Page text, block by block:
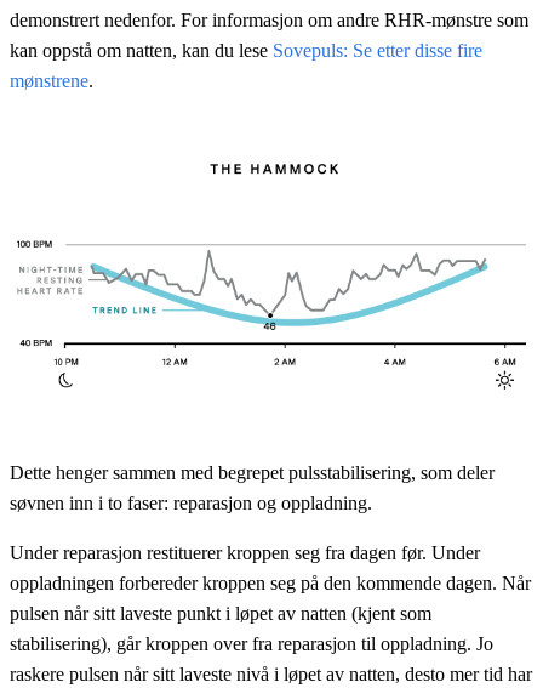
demonstrert nedenfor. For informasjon om andre RHR-mønstre som
kan oppstå om natten, kan du lese Sovepuls: Se etter disse fire
mønstrene.
Dette henger sammen med begrepet pulsstabilisering, som deler
søvnen inn i to faser: reparasjon og oppladning.
Under reparasjon restituerer kroppen seg fra dagen før. Under
oppladningen forbereder kroppen seg på den kommende dagen. Når
pulsen når sitt laveste punkt i løpet av natten (kjent som
stabilisering), går kroppen over fra reparasjon til oppladning. Jo
raskere pulsen når sitt laveste nivå i løpet av natten, desto mer tid har